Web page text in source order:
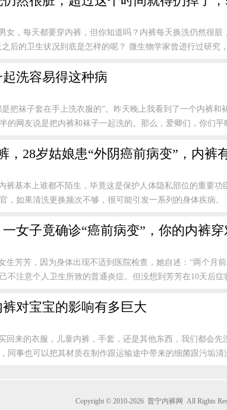
女，每天都要穿内裤，但你知道吗？内裤每天换洗仍然很
后的卫生状况到底是怎样的呢？ 微生物学家曾进行过研究
洗容易得这种病
是把袜子套在手上洗衣服的”。昨天晚上我看到了一个内裤
的网友说是把内裤和袜子一起洗的。那么，爱卿们，你们平
，28岁姑娘患“外阴癌前病变”，内裤
裤基本上谁都不陌生，毕竟这是保护人体隐私部位的重要
，如果清洗更换频次不够，很可能引发一系列的身体疾病。
女子竟确诊“癌前病变”，你的内裤穿
生芳芳，因为身体出现不适到医院检查，她自述：“两个月
不注意个人卫生所致的普通炎症。但没想到芳芳在10天后
对宝宝的影响有多巨大
回来的衣服，儿童内裤，手套，还是其他东西，我们都会
同事也可以把其材质在制作跟运输途中带来的细菌跟污垢
Copyright © 2010-2026 普宁内裤网 All Rights